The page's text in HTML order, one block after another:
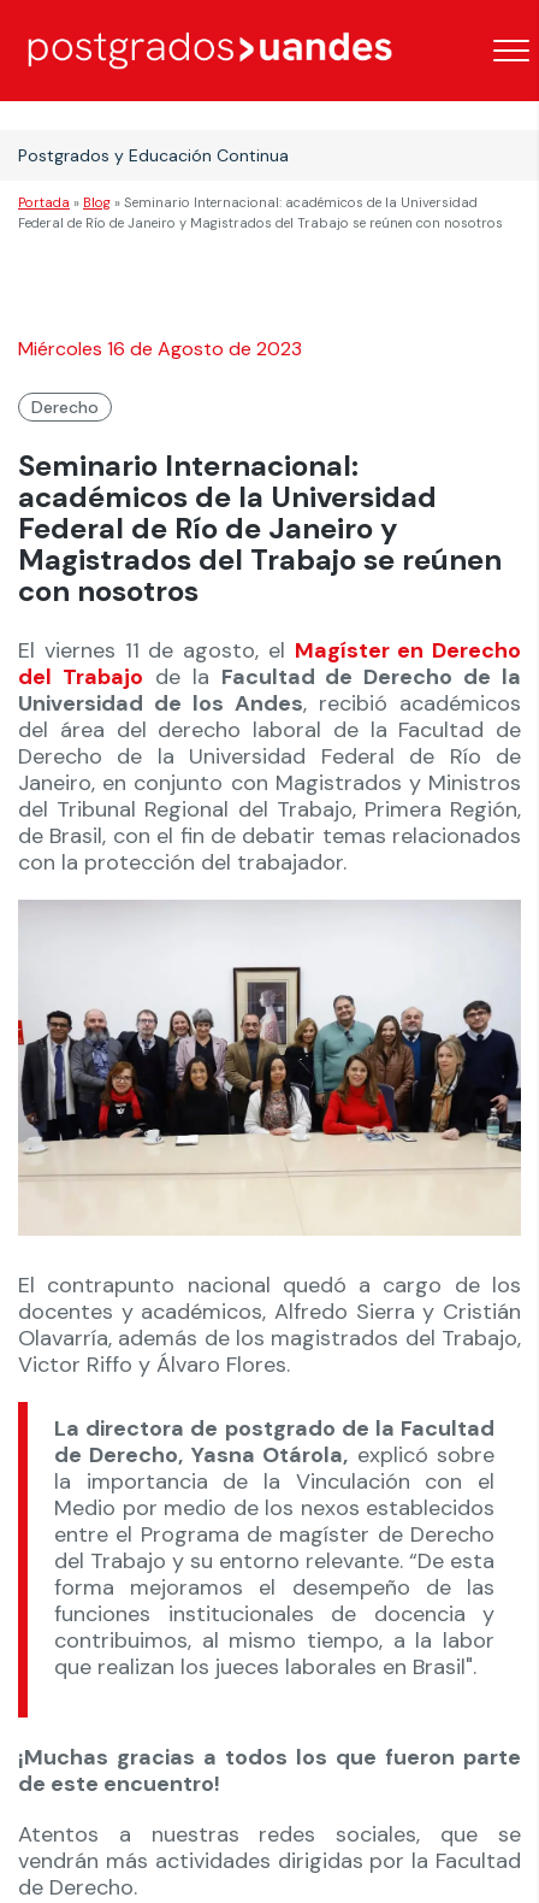
Postgrados y Educación Continua
Portada » Blog » Seminario Internacional: académicos de la Universidad
Federal de Río de Janeiro y Magistrados del Trabajo se reúnen con nosotros
Miércoles 16 de Agosto de 2023
Derecho
Seminario Internacional:
académicos de la Universidad
Federal de Río de Janeiro y
Magistrados del Trabajo se reúnen
con nosotros
El viernes 11 de agosto, el Magíster en Derecho
del Trabajo de la Facultad de Derecho de la
Universidad de los Andes, recibió académicos
del área del derecho laboral de la Facultad de
Derecho de la Universidad Federal de Río de
Janeiro, en conjunto con Magistrados y Ministros
del Tribunal Regional del Trabajo, Primera Región,
de Brasil, con el fin de debatir temas relacionados
con la protección del trabajador.
El contrapunto nacional quedó a cargo de los
docentes y académicos, Alfredo Sierra y Cristián
Olavarría, además de los magistrados del Trabajo,
Victor Riffo y Álvaro Flores.
La directora de postgrado de la Facultad
de Derecho, Yasna Otárola, explicó sobre
la importancia de la Vinculación con el
Medio por medio de los nexos establecidos
entre el Programa de magíster de Derecho
del Trabajo y su entorno relevante. “De esta
forma mejoramos el desempeño de las
funciones institucionales de docencia y
contribuimos, al mismo tiempo, a la labor
que realizan los jueces laborales en Brasil".
¡Muchas gracias a todos los que fueron parte
de este encuentro!
Atentos a nuestras redes sociales, que se
vendrán más actividades dirigidas por la Facultad
de Derecho.